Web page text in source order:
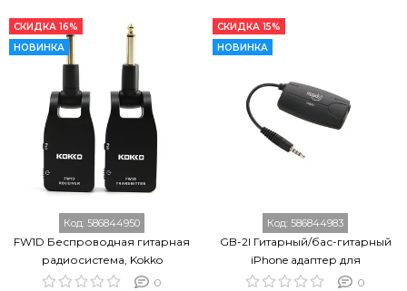
СКИДКА 16%
НОВИНКА
Код: 586844950
FW1D Беспроводная гитарная
радиосистема, Kokko
0
СКИДКА 15%
НОВИНКА
Код: 586844983
GB-2I Гитарный/бас-гитарный
iPhone адаптер для
приложения Strumtune, Musedo
0